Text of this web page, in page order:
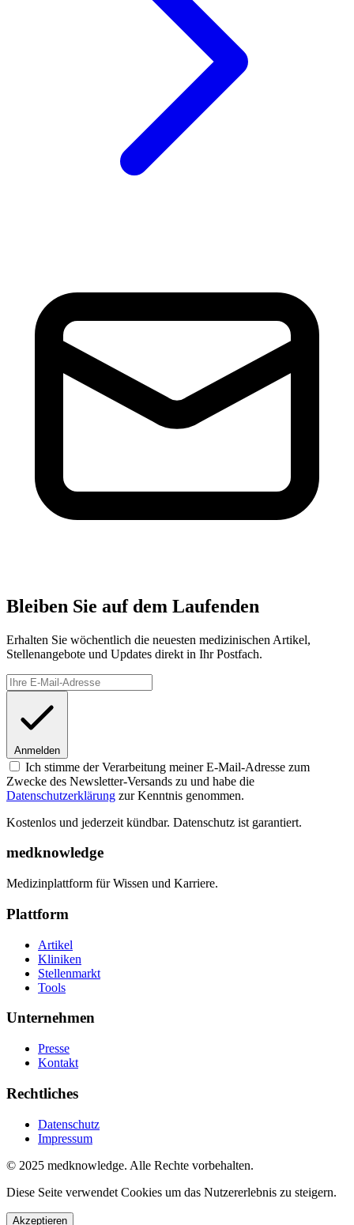
Bleiben Sie auf dem Laufenden
Erhalten Sie wöchentlich die neuesten medizinischen Artikel,
Stellenangebote und Updates direkt in Ihr Postfach.
Anmelden
Ich stimme der Verarbeitung meiner E-Mail-Adresse zum
Zwecke des Newsletter-Versands zu und habe die
Datenschutzerklärung zur Kenntnis genommen.
Kostenlos und jederzeit kündbar. Datenschutz ist garantiert.
medknowledge
Medizinplattform für Wissen und Karriere.
Plattform
Artikel
Kliniken
Stellenmarkt
Tools
Unternehmen
Presse
Kontakt
Rechtliches
Datenschutz
Impressum
© 2025 medknowledge. Alle Rechte vorbehalten.
Diese Seite verwendet Cookies um das Nutzererlebnis zu steigern.
Akzeptieren